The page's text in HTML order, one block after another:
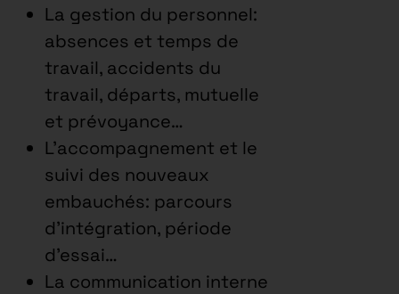
La gestion du personnel:
absences et temps de
travail, accidents du
travail, départs, mutuelle
et prévoyance…
L’accompagnement et le
suivi des nouveaux
embauchés: parcours
d’intégration, période
d’essai…
La communication interne